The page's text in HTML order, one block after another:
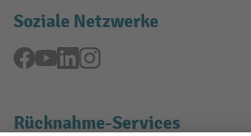
Soziale Netzwerke
Facebook
YouTubeLinkedInInstagram
Rücknahme-Services